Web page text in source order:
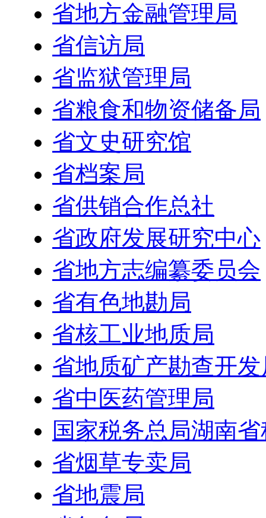
省地方金融管理局
省信访局
省监狱管理局
省粮食和物资储备局
省文史研究馆
省档案局
省供销合作总社
省政府发展研究中心
省地方志编纂委员会
省有色地勘局
省核工业地质局
省地质矿产勘查开发
省中医药管理局
国家税务总局湖南
省烟草专卖局
省地震局